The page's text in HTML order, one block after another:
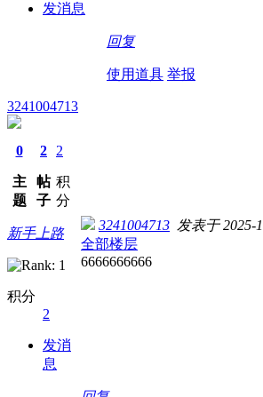
发消息
回复
使用道具 举报
3241004713
0
主
题
2
帖
子
2
积
分
新手上路
积分
2
发消
息
3241004713 发表于 2025-
全部楼层
6666666666